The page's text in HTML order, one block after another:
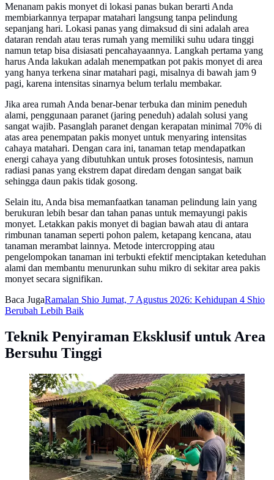
Menanam pakis monyet di lokasi panas bukan berarti Anda
membiarkannya terpapar matahari langsung tanpa pelindung
sepanjang hari. Lokasi panas yang dimaksud di sini adalah area
dataran rendah atau teras rumah yang memiliki suhu udara tinggi
namun tetap bisa disiasati pencahayaannya. Langkah pertama yang
harus Anda lakukan adalah menempatkan pot pakis monyet di area
yang hanya terkena sinar matahari pagi, misalnya di bawah jam 9
pagi, karena intensitas sinarnya belum terlalu membakar.
Jika area rumah Anda benar-benar terbuka dan minim peneduh
alami, penggunaan paranet (jaring peneduh) adalah solusi yang
sangat wajib. Pasanglah paranet dengan kerapatan minimal 70% di
atas area penempatan pakis monyet untuk menyaring intensitas
cahaya matahari. Dengan cara ini, tanaman tetap mendapatkan
energi cahaya yang dibutuhkan untuk proses fotosintesis, namun
radiasi panas yang ekstrem dapat diredam dengan sangat baik
sehingga daun pakis tidak gosong.
Selain itu, Anda bisa memanfaatkan tanaman pelindung lain yang
berukuran lebih besar dan tahan panas untuk memayungi pakis
monyet. Letakkan pakis monyet di bagian bawah atau di antara
rimbunan tanaman seperti pohon palem, ketapang kencana, atau
tanaman merambat lainnya. Metode intercropping atau
pengelompokan tanaman ini terbukti efektif menciptakan keteduhan
alami dan membantu menurunkan suhu mikro di sekitar area pakis
monyet secara signifikan.
Baca JugaRamalan Shio Jumat, 7 Agustus 2026: Kehidupan 4 Shio
Berubah Lebih Baik
Teknik Penyiraman Eksklusif untuk Area
Bersuhu Tinggi